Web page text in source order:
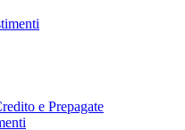
e Prepagate